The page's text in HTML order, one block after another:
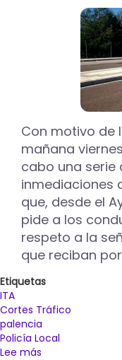
Nocturna
Monumental
Palencia
Con motivo de
mañana
cabo una serie
inmediaciones
que, desde el
pide a los
respeto a la
que reciban
Etiquetas
ITA
Cortes Tráfico
palencia
Policía Local
Lee más